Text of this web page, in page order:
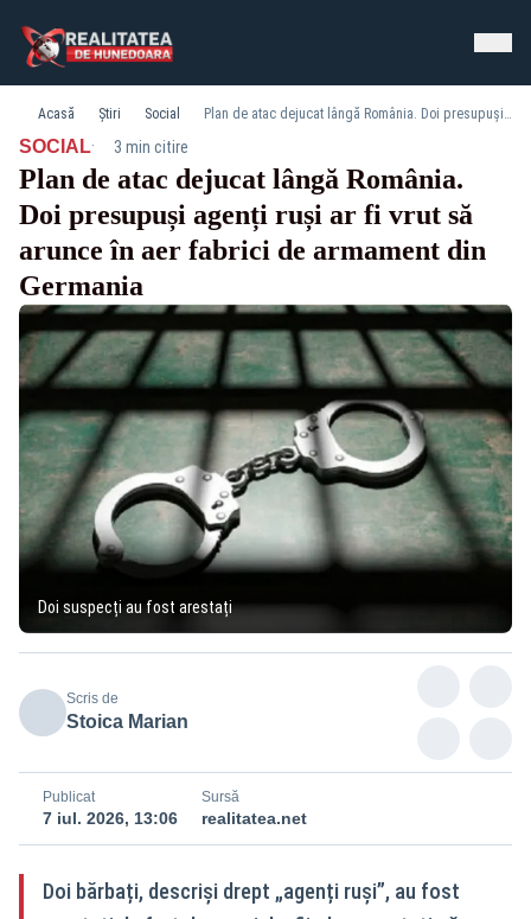
Acasă Știri Social Plan de atac dejucat lângă România. Doi presupuși agenți ruși ar fi vrut să arunce în aer fabrici de armament din Germania
SOCIAL· 3 min citire
Plan de atac dejucat lângă România.
Doi presupuși agenți ruși ar fi vrut să
arunce în aer fabrici de armament din
Germania
Doi suspecți au fost arestați
Scris de
Stoica Marian
Publicat
7 iul. 2026, 13:06
Sursă
realitatea.net
Doi bărbați, descriși drept „agenți ruși”, au fost